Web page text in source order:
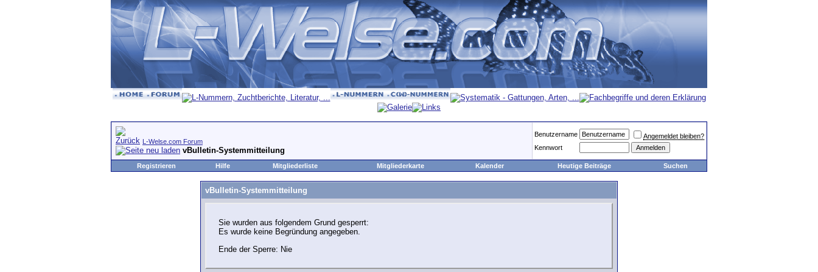
L-Welse.com Forum
vBulletin-Systemmitteilung
Benutzername
Angemeldet bleiben?
Kennwort
Registrieren Hilfe Mitgliederliste Mitgliederkarte Kalender Heutige Beiträge Suchen
vBulletin-Systemmitteilung
Sie wurden aus folgendem Grund gesperrt:
Es wurde keine Begründung angegeben.
Ende der Sperre: Nie